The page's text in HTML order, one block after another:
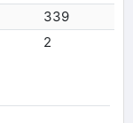
339
2